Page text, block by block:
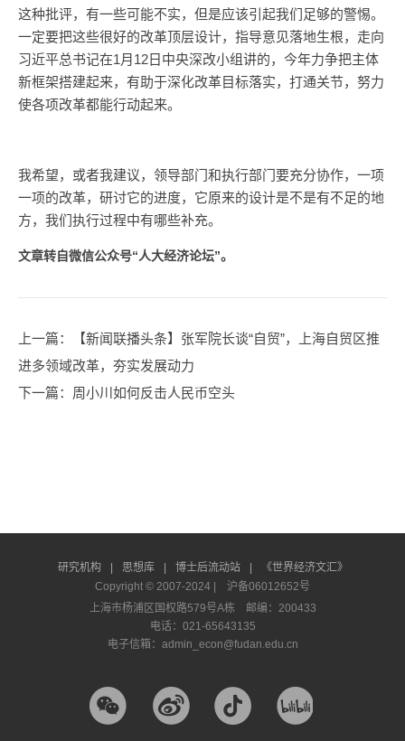
这种批评，有一些可能不实，但是应该引起我们足够的警惕。
一定要把这些很好的改革顶层设计，指导意见落地生根，走向
习近平总书记在1月12日中央深改小组讲的，今年力争把主体
新框架搭建起来，有助于深化改革目标落实，打通关节，努力
使各项改革都能行动起来。
我希望，或者我建议，领导部门和执行部门要充分协作，一项
一项的改革，研讨它的进度，它原来的设计是不是有不足的地
方，我们执行过程中有哪些补充。
文章转自微信公众号“人大经济论坛”。
上一篇：【新闻联播头条】张军院长谈“自贸”，上海自贸区推
进多领域改革，夯实发展动力
下一篇：周小川如何反击人民币空头
研究机构 | 思想库 | 博士后流动站 |
《世界经济文汇》
Copyright © 2007-2024 | 沪备06012652号
上海市杨浦区国权路579号A栋 邮编：200433
电话：021-65643135
电子信箱：admin_econ@fudan.edu.cn